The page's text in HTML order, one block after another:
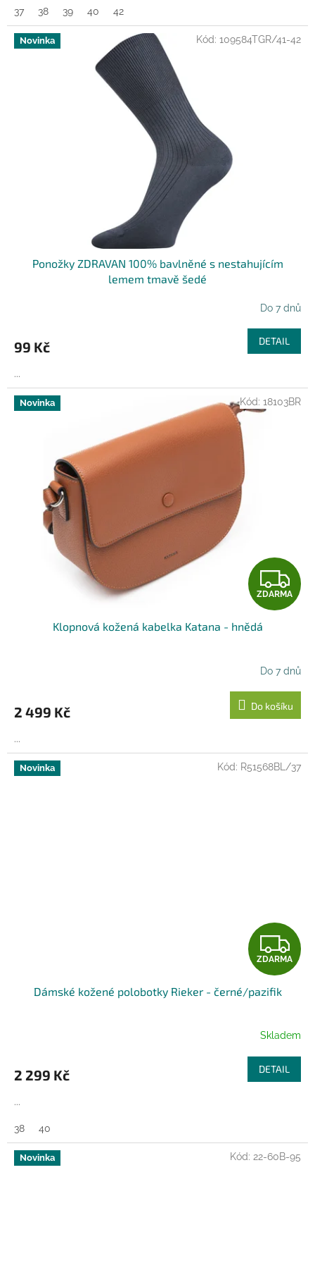
37 38 39 40 42
Novinka
Ponožky ZDRAVAN 100% bavlněné s nestahujícím
lemem tmavě šedé
Do 7 dnů
99 Kč DETAIL
...
Kód: 109584TGR/41-42
Novinka
Z
D
R
M
A
ZDARMA
Klopnová kožená kabelka Katana - hnědá
Do 7 dnů
2 499 Kč Do košíku
...
Kód: 18103BR
Novinka
Z
D
R
M
A
ZDARMA
Dámské kožené polobotky Rieker - černé/pazifik
Skladem
2 299 Kč DETAIL
...
38 40
Kód: R51568BL/37
Novinka Kód: 22-60B-95